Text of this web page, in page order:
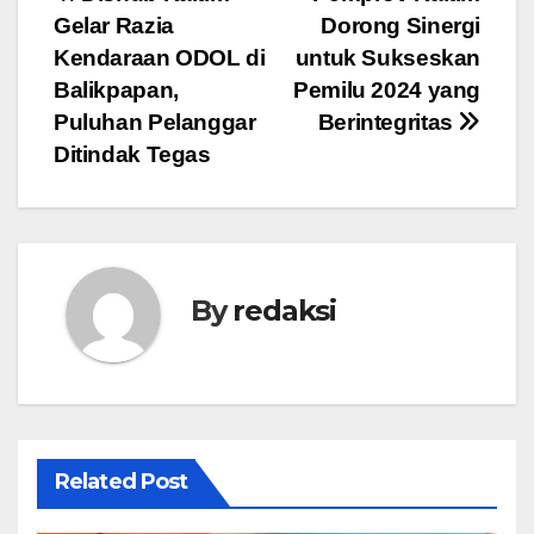
pos
Dorong Sinergi
untuk Sukseskan
Pemilu 2024 yang
Berintegritas
Gelar Razia
Kendaraan ODOL di
Balikpapan,
Puluhan Pelanggar
Ditindak Tegas
Byredaksi
Related Post